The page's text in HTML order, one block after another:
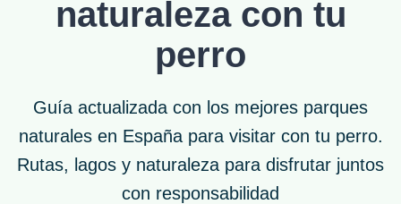
naturaleza con tu
perro
Guía actualizada con los mejores parques
naturales en España para visitar con tu perro.
Rutas, lagos y naturaleza para disfrutar juntos
con responsabilidad